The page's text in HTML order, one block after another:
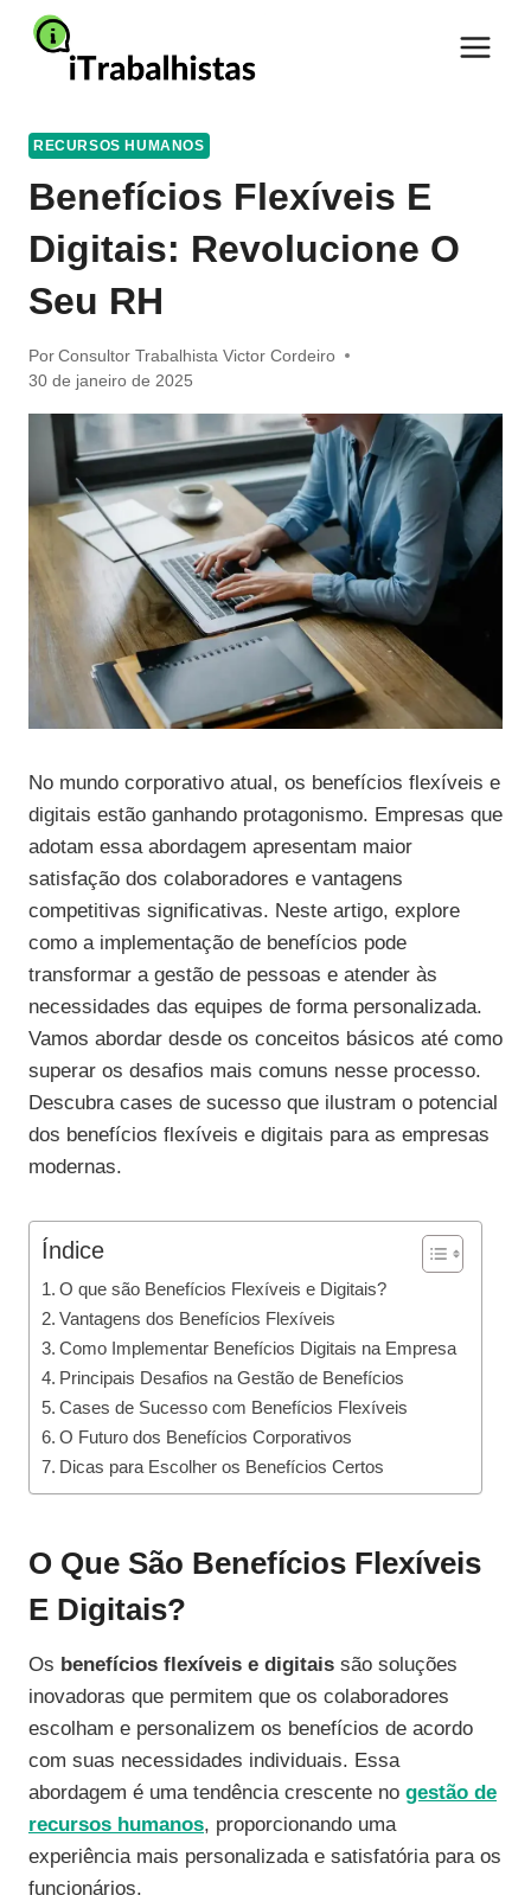
Pular
para
RECURSOS HUMANOS
Benefícios Flexíveis E
Digitais: Revolucione O
Seu RH
Por Consultor Trabalhista Victor Cordeiro
30 de janeiro de 2025
No mundo corporativo atual, os benefícios flexíveis e
digitais estão ganhando protagonismo. Empresas que
adotam essa abordagem apresentam maior
satisfação dos colaboradores e vantagens
competitivas significativas. Neste artigo, explore
como a implementação de benefícios pode
transformar a gestão de pessoas e atender às
necessidades das equipes de forma personalizada.
Vamos abordar desde os conceitos básicos até como
superar os desafios mais comuns nesse processo.
Descubra cases de sucesso que ilustram o potencial
dos benefícios flexíveis e digitais para as empresas
modernas.
Índice
O que são Benefícios Flexíveis e Digitais?
Vantagens dos Benefícios Flexíveis
Como Implementar Benefícios Digitais na Empresa
Principais Desafios na Gestão de Benefícios
Cases de Sucesso com Benefícios Flexíveis
O Futuro dos Benefícios Corporativos
Dicas para Escolher os Benefícios Certos
O Que São Benefícios Flexíveis
E Digitais?
Os benefícios flexíveis e digitais são soluções
inovadoras que permitem que os colaboradores
escolham e personalizem os benefícios de acordo
com suas necessidades individuais. Essa
abordagem é uma tendência crescente no gestão de
recursos humanos, proporcionando uma
experiência mais personalizada e satisfatória para os
funcionários.